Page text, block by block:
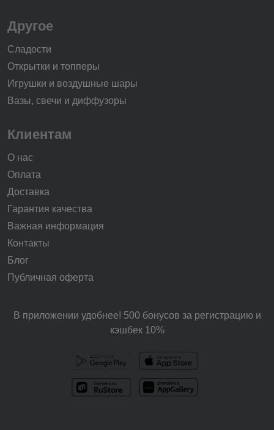
Другое
Сладости
Открытки и топперы
Игрушки и воздушные шары
Вазы, свечи и диффузоры
Клиентам
О нас
Оплата
Доставка
Гарантия качества
Важная информация
Контакты
Блог
Публичная оферта
В приложении удобнее! 500 бонусов за регистрацию и
кэшбек 10%